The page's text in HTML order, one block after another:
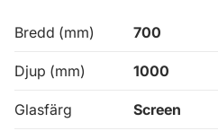
Bredd (mm) 700
Djup (mm) 1000
Glasfärg Screen